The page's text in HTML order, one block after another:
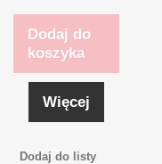
Dodaj do
koszyka
Więcej
Dodaj do listy